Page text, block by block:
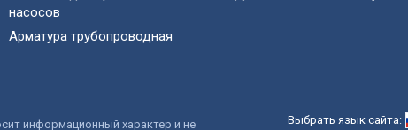
Выбрать язык сайта:
насосов
Арматура трубопроводная
информационный характер и не